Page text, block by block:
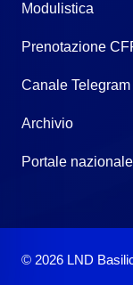
Modulistica
Prenotazione
Canale Telegram
Archivio
Portale nazionale
© 2026 LND